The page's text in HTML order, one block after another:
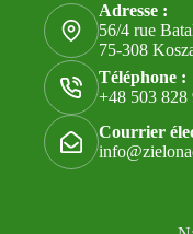
Adresse :
56/4 rue
75-308
Téléphone :
+48 503 828
Courrier